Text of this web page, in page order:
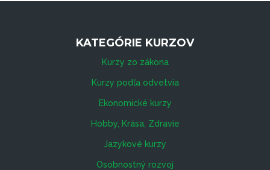
KATEGÓRIE KURZOV
Kurzy zo zákona
Kurzy podľa odvetvia
Ekonomické kurzy
Hobby, Krása, Zdravie
Jazykové kurzy
Osobnostný rozvoj